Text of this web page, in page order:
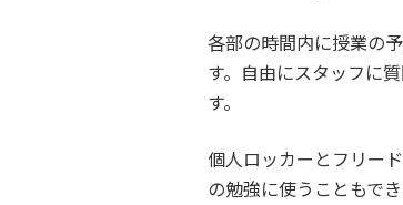
各部の時間内に授業の
す。自由にスタッフに
す。
個人ロッカーとフリー
の勉強に使うこともでき